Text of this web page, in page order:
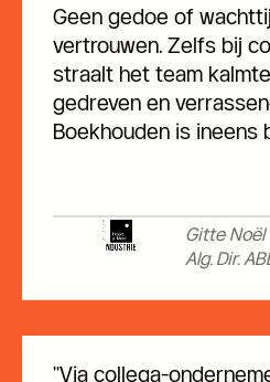
Geen gedoe of
vertrouwen. Zelfs bij
straalt het team
gedreven en
Boekhouden is ineens
Gitte Noël
Alg. Dir.
"Via collega-